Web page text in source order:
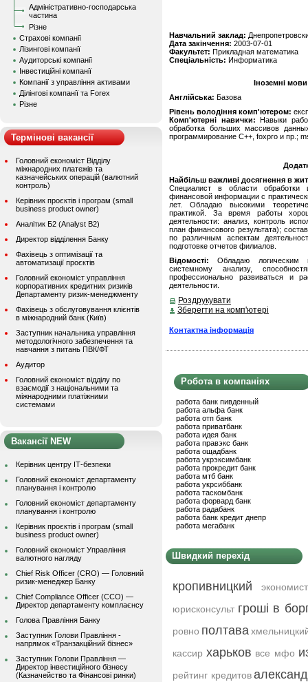
Адміністративно-господарська
частина
Різне
Страхові компанії
Лізингові компанії
Аудиторські компанії
Інвестиційні компанії
Компанії з управління активами
Ділінгові компанії та Forex
Різне
Термінові вакансії
Головний економіст Відділу
міжнародних платежів та
казначейських операцій (валютний
контроль)
Керівник проєктів і програм (small
business product owner)
Аналітик Б2 (Analyst B2)
Директор відділення Банку
Фахівець з оптимізації та
автоматизації проєктів
Головний економіст управління
корпоративних кредитних ризиків
Департаменту ризик-менеджменту
Фахівець з обслуговування клієнтів
в міжнародний банк (Київ)
Заступник начальника управління
методологічного забезпечення та
навчання з питань ПВК/ФТ
Аудитор
Головний економіст відділу по
взаємодії з національними та
міжнародними платіжними
системами
Вакансії NEW
Керівник центру ІТ-безпеки
Головний економіст департаменту
планування і контролю
Головний економіст департаменту
планування і контролю
Керівник проєктів і програм (small
business product owner)
Головний економіст Управління
валютного нагляду
Chief Risk Officer (CRO) — Головний
ризик-менеджер Банку
Chief Compliance Officer (CCO) —
Директор департаменту комплаєнсу
Голова Правління Банку
Заступник Голови Правління -
напрямок «Транзакційний бізнес»
Заступник Голови Правління —
Директор інвестиційного бізнесу
(Казначейство та Фінансові ринки)
Навчальний заклад:
Дата закінчення: 2003-07-01
Факультет: Прикладная математика
Спеціальність: Информатика
Іноземні
Англійська: Базова
Рівень володіння комп'ютером:
Комп'ютерні навички: Навыки
обработка больших массивов
программирование С++, foxpro и пр.;
Найбільш важливі досягнення в
Специалист в области обработки
финансовой информации с
лет. Обладаю высокими
практикой. За время работы
деятельности: анализ, контроль
план финансового результата);
по различным аспектам
подготовке отчетов филиалов.
Відомості: Обладаю логическим
системному анализу,
профессионально развиваться и
деятельности.
Роздрукувати
Зберегти на комп'ютері
Контактна інформація
Робота в компаніях
работа банк пивденный
работа альфа банк
работа отп банк
работа приватбанк
работа идея банк
работа правэкс банк
работа ощадбанк
работа укрэксимбанк
работа прокредит банк
работа мтб банк
работа укрсиббанк
работа таскомбанк
работа форвард банк
работа радабанк
работа банк кредит днепр
работа мегабанк
Швидкий перехід
кропивницкий
экономист
юрисконсульт гроші в
ровно полтава
кассир харьков все мфо
рейтинг кредитов